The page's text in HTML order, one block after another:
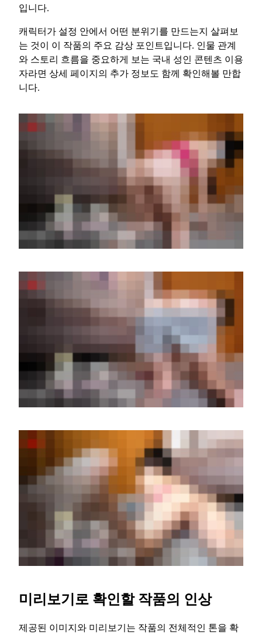
입니다.
캐릭터가 설정 안에서 어떤 분위기를 만드는지 살펴보
는 것이 이 작품의 주요 감상 포인트입니다. 인물 관계
와 스토리 흐름을 중요하게 보는 국내 성인 콘텐츠 이용
자라면 상세 페이지의 추가 정보도 함께 확인해볼 만합
니다.
미리보기로 확인할 작품의 인상
제공된 이미지와 미리보기는 작품의 전체적인 톤을 확